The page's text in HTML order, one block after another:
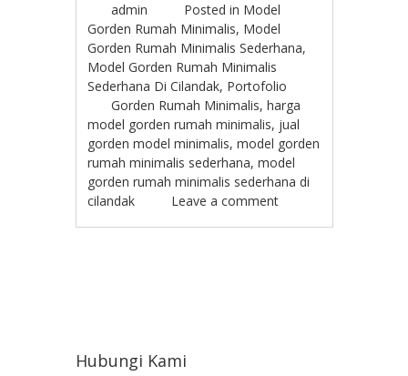
admin Posted in Model
Gorden Rumah Minimalis, Model
Gorden Rumah Minimalis Sederhana,
Model Gorden Rumah Minimalis
Sederhana Di Cilandak, Portofolio
Gorden Rumah Minimalis,harga
model gorden rumah minimalis, jual
gorden model minimalis,model gorden
rumah minimalis sederhana,model
gorden rumah minimalis sederhana di
cilandak
Leave a comment
Hubungi Kami